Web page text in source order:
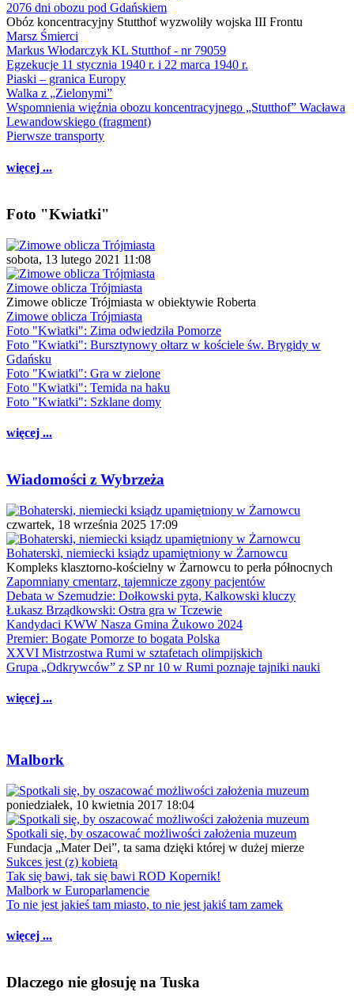
2076 dni obozu pod Gdańskiem
Obóz koncentracyjny Stutthof wyzwoliły wojska III Frontu
Marsz Śmierci
Markus Włodarczyk KL Stutthof - nr 79059
Egzekucje 11 stycznia 1940 r. i 22 marca 1940 r.
Piaski – granica Europy
Walka z „Zielonymi”
Wspomnienia więźnia obozu koncentracyjnego „Stutthof” Wacława
Lewandowskiego (fragment)
Pierwsze transporty
więcej ...
Foto "Kwiatki"
sobota, 13 lutego 2021 11:08
Zimowe oblicza Trójmiasta
Zimowe oblicze Trójmiasta w obiektywie Roberta
Zimowe oblicza Trójmiasta
Foto "Kwiatki": Zima odwiedziła Pomorze
Foto "Kwiatki": Bursztynowy ołtarz w kościele św. Brygidy w
Gdańsku
Foto "Kwiatki": Gra w zielone
Foto "Kwiatki": Temida na haku
Foto "Kwiatki": Szklane domy
więcej ...
Wiadomości z Wybrzeża
czwartek, 18 września 2025 17:09
Bohaterski, niemiecki ksiądz upamiętniony w Żarnowcu
Kompleks klasztorno-kościelny w Żarnowcu to perła północnych
Zapomniany cmentarz, tajemnicze zgony pacjentów
Debata w Szemudzie: Dołkowski pyta, Kalkowski kluczy
Łukasz Brządkowski: Ostra gra w Tczewie
Kandydaci KWW Nasza Gmina Żukowo 2024
Premier: Bogate Pomorze to bogata Polska
XXVI Mistrzostwa Rumi w sztafetach olimpijskich
Grupa „Odkrywców” z SP nr 10 w Rumi poznaje tajniki nauki
więcej ...
Malbork
poniedziałek, 10 kwietnia 2017 18:04
Spotkali się, by oszacować możliwości założenia muzeum
Fundacja „Mater Dei”, ta sama dzięki której w dużej mierze
Sukces jest (z) kobietą
Tak się bawi, tak się bawi ROD Kopernik!
Malbork w Europarlamencie
To nie jest jakieś tam miasto, to nie jest jakiś tam zamek
więcej ...
Dlaczego nie głosuję na Tuska